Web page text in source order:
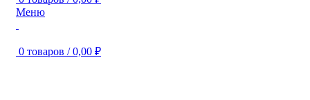
Меню
0 товаров / 0,00 ₽